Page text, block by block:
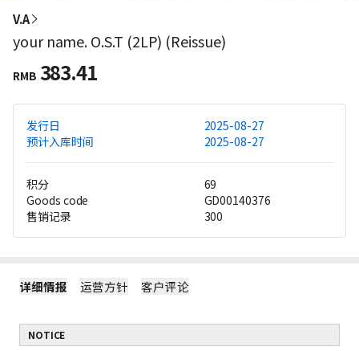
V.A
your name. O.S.T (2LP) (Reissue)
RMB 383.41
发行日
2025-08-27
预计入库时间
2025-08-27
积分
69
Goods code
GD00140376
售销记录
300
详细情报 运营方针 客户评论
NOTICE